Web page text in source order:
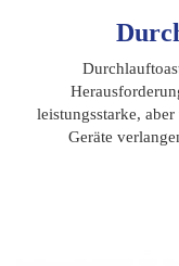
leistungsstarke,
Geräte